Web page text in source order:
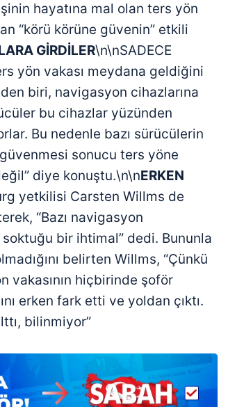
hayatına mal olan ters yön
“körü körüne güvenin” etkili
GİRDİLER\n\nSADECE
yön vakası meydana geldiğini
biri, navigasyon cihazlarına
bu cihazlar yüzünden
Bu nedenle bazı sürücülerin
sonucu ters yöne
diye konuştu.\n\nERKEN
yetkilisi Carsten Willms de
“Bazı navigasyon
bir ihtimal” dedi. Bununla
belirten Willms, “Çünkü
vakasının hiçbirinde şoför
erken fark etti ve yoldan çıktı.
bilinmiyor”